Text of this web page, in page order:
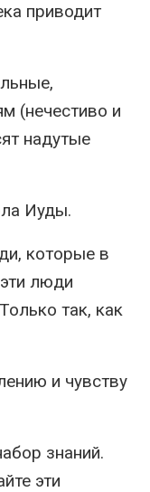
приводит
(нечестиво и
надутые
Иуды.
которые в
люди
так, как
и чувству
знаний.
эти